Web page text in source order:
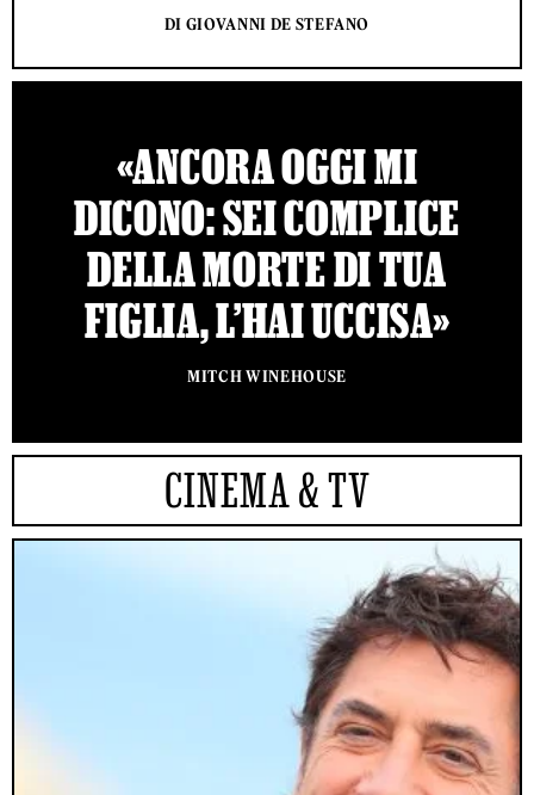
DI GIOVANNI DE STEFANO
«ANCORA OGGI MI
DICONO: SEI COMPLICE
DELLA MORTE DI TUA
FIGLIA, L’HAI UCCISA»
MITCH WINEHOUSE
CINEMA & TV